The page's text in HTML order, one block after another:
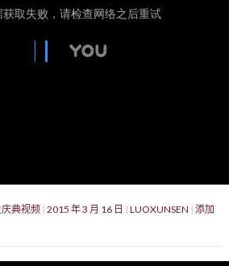
典视频 2015 年 3 月 16 日 LUOXUNSEN 添加